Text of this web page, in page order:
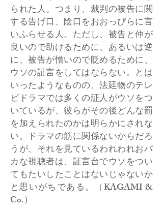
られた人。つまり、裁判の被告に関
する告げ口、陰口をおおっぴらに言
いふらせる人。ただし、被告と仲が
良いので助けるために、あるいは逆
に、被告が憎いので貶めるために、
ウソの証言をしてはならない。とは
いったようなものの、法廷物のテレ
ビドラマでは多くの証人がウソをつ
いているが、彼らがその後どんな罰
を加えられたのかは明らかにされな
い。ドラマの筋に関係ないからだろ
うが、それを見ているわれわれおバ
カな視聴者は、証言台でウソをつい
てもたいしたことはないじゃないか
と思いがちである。（KAGAMI &
Co.）